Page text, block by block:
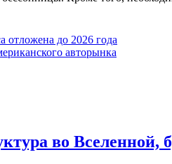
до 2026 года
авторынка
во